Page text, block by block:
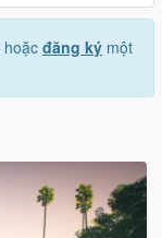
hoặc đăng ký một